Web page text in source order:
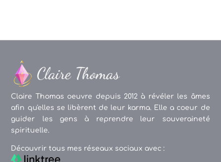
Claire Thomas oeuvre depuis 2012 à révéler les âmes
afin qu'elles se libèrent de leur karma. Elle a coeur de
guider les gens à reprendre leur souveraineté
spirituelle.
Découvrir tous mes réseaux sociaux avec :